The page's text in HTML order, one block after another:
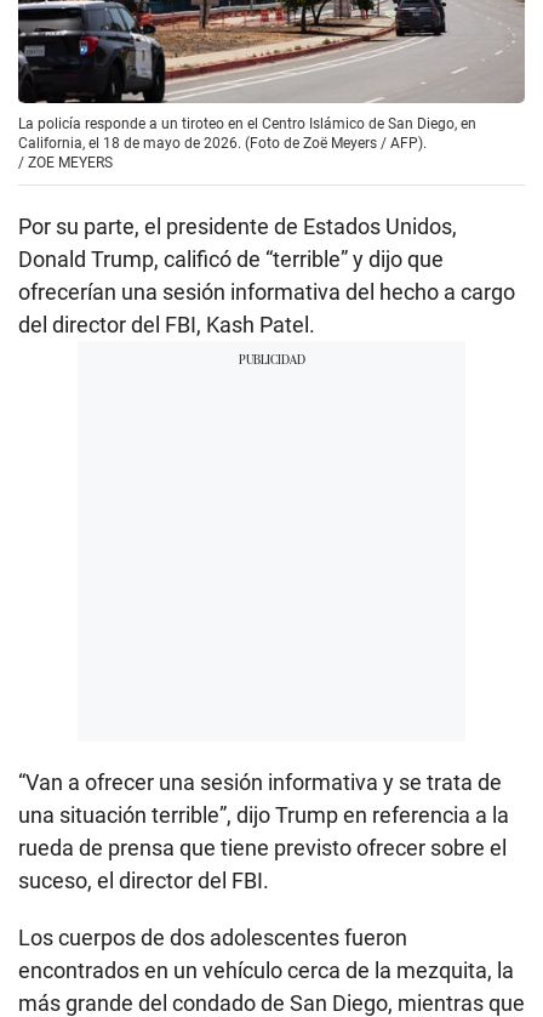
La policía responde a un tiroteo en el Centro Islámico de San Diego, en
California, el 18 de mayo de 2026. (Foto de Zoë Meyers / AFP).
/ ZOE MEYERS
Por su parte, el presidente de Estados Unidos,
Donald Trump, calificó de “terrible” y dijo que
ofrecerían una sesión informativa del hecho a cargo
del director del FBI, Kash Patel.
“Van a ofrecer una sesión informativa y se trata de
una situación terrible”, dijo Trump en referencia a la
rueda de prensa que tiene previsto ofrecer sobre el
suceso, el director del FBI.
Los cuerpos de dos adolescentes fueron
encontrados en un vehículo cerca de la mezquita, la
más grande del condado de San Diego, mientras que